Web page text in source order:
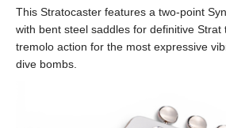
This Stratocaster features a two-point
with bent steel saddles for definitive Strat
tremolo action for the most expressive
dive bombs.